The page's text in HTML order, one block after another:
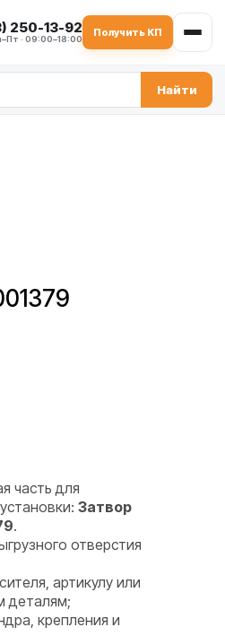
250-13-92
· 09:00–18:00
Получить КП
Найти
часть для
Затвор
.
отверстия
артикулу или
деталям;
крепления и